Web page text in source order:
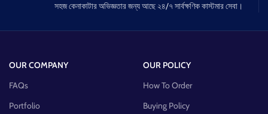
সহজ কেনাকাটার অভিজ্ঞতার জন্য আছে ২৪/৭ সার্বক্ষণিক কাস্টমার সেবা।
OUR COMPANY
FAQs
Portfolio
OUR POLICY
How To Order
Buying Policy